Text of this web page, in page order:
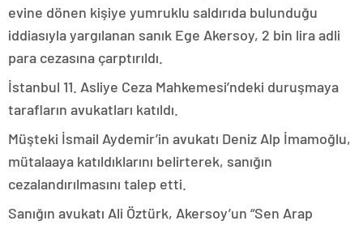
evine dönen kişiye yumruklu saldırıda bulunduğu
iddiasıyla yargılanan sanık Ege Akersoy, 2 bin lira adli
para cezasına çarptırıldı.
İstanbul 11. Asliye Ceza Mahkemesi’ndeki duruşmaya
tarafların avukatları katıldı.
Müşteki İsmail Aydemir’in avukatı Deniz Alp İmamoğlu,
mütalaaya katıldıklarını belirterek, sanığın
cezalandırılmasını talep etti.
Sanığın avukatı Ali Öztürk, Akersoy’un “Sen Arap